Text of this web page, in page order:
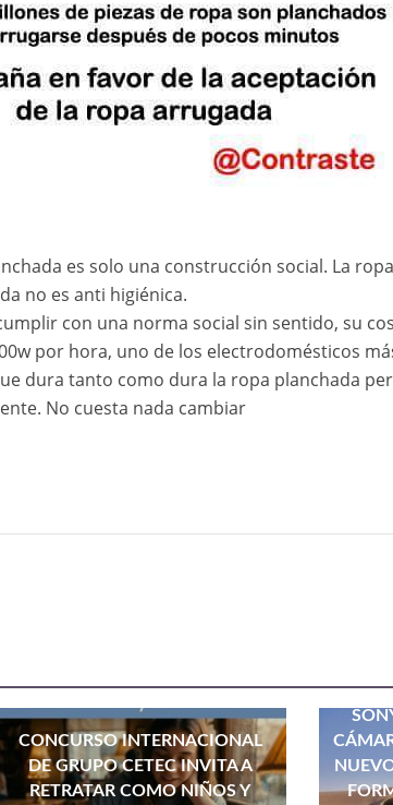
es solo una construcción social. La
no es anti higiénica.
con una norma social sin sentido, su
por hora, uno de los electrodomésticos
dura tanto como dura la ropa planchada
No cuesta nada cambiar
CONCURSO INTERNACIONAL
DE GRUPO CETEC INVITA A
RETRATAR COMO NIÑOS Y